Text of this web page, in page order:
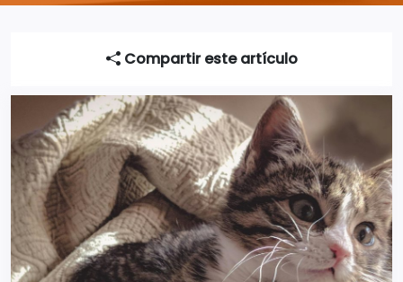
Compartir este artículo